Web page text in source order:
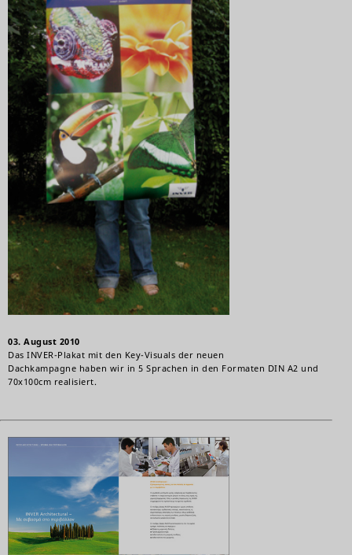
03. August 2010
Das INVER-Plakat mit den Key-Visuals der neuen
Dachkampagne haben wir in 5 Sprachen in den Formaten DIN A2 und
70x100cm realisiert.